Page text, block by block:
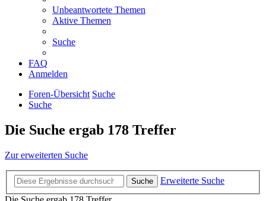
Unbeantwortete Themen
Aktive Themen
Suche
FAQ
Anmelden
Foren-Übersicht Suche
Suche
Die Suche ergab 178 Treffer
Zur erweiterten Suche
Suche
Erweiterte Suche